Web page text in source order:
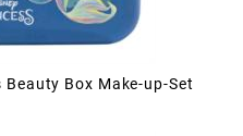
Box Make-up-Set